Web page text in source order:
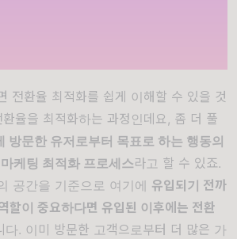
전환율 최적화를 쉽게 이해할 수 있을 것
율을 최적화하는 과정인데요, 좀 더 풀
방문한 유저로부터 목표로 하는 행동의
케팅 최적화 프로세스라고 할 수 있죠.
공간을 기준으로 여기에 유입되기 전까
할이 중요하다면 유입된 이후에는 전환
다. 이미 방문한 고객으로부터 더 많은 가